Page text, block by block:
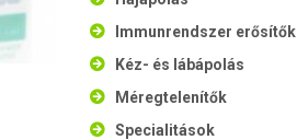
Immunrendszer erősítők
Kéz- és lábápolás
Méregtelenítők
Specialitások